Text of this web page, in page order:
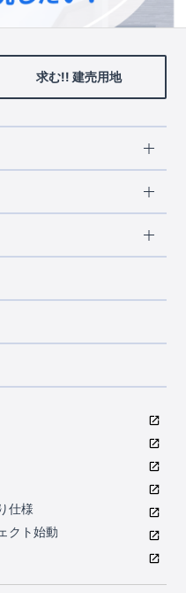
求む!! 建売用地
よい<建物編>
ミングガーデン
しやすさへのこだわり
仕様
クト始動